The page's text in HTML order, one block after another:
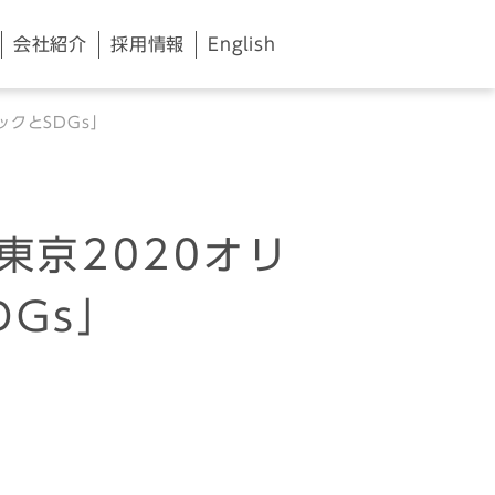
会社紹介 採用情報 English
クとSDGs」
京2020オリ
」